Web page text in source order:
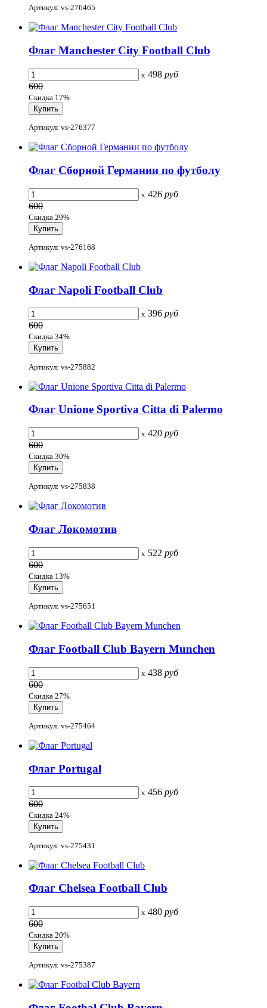
Артикул: vs-276465
Флаг Manchester City Football Club
x 498 руб
600
Скидка 17%
Артикул: vs-276377
Флаг Сборной Германии по футболу
x 426 руб
600
Скидка 29%
Артикул: vs-276168
Флаг Napoli Football Club
x 396 руб
600
Скидка 34%
Артикул: vs-275882
Флаг Unione Sportiva Citta di Palermo
x 420 руб
600
Скидка 30%
Артикул: vs-275838
Флаг Локомотив
x 522 руб
600
Скидка 13%
Артикул: vs-275651
Флаг Football Club Bayern Munchen
x 438 руб
600
Скидка 27%
Артикул: vs-275464
Флаг Portugal
x 456 руб
600
Скидка 24%
Артикул: vs-275431
Флаг Chelsea Football Club
x 480 руб
600
Скидка 20%
Артикул: vs-275387